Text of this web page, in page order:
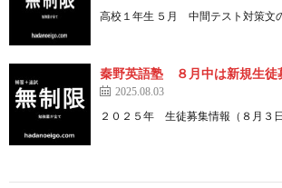
高校１年生 ５月 中間テスト対策文
秦野英語塾 ８月中は新規生徒
2025.08.03
２０２５年 生徒募集情報（８月３